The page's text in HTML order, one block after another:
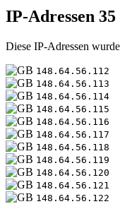
IP-Adressen
Diese IP-Adressen
148.64.56.112
148.64.56.113
148.64.56.114
148.64.56.115
148.64.56.116
148.64.56.117
148.64.56.118
148.64.56.119
148.64.56.120
148.64.56.121
148.64.56.122